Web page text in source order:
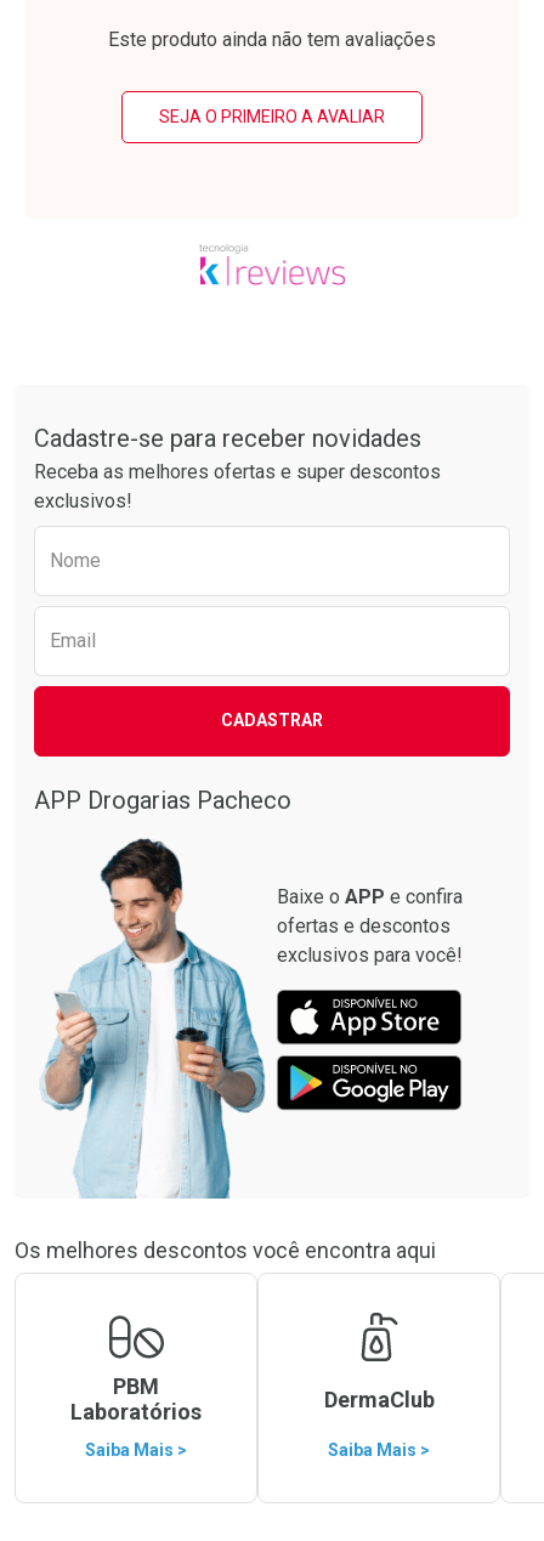
Laboratório
Por R$ 64,79/cada
Por Menos Laboratório
Por R$ 50,25/cada
Por Menos
Este produto ainda não tem avaliações
SEJA O PRIMEIRO A AVALIAR
Cadastre-se para receber novidades
Receba as melhores ofertas e super descontos
exclusivos!
Nome
Email
CADASTRAR
APP Drogarias Pacheco
Baixe o APP e confira
ofertas e descontos
exclusivos para você!
Os melhores descontos você encontra aqui
PBM
Laboratórios
Saiba Mais >
DermaClub
Saiba Mais >